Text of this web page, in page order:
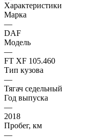
Характеристики
Марка
—
DAF
Модель
—
FT XF 105.460
Тип кузова
—
Тягач седельный
Год выпуска
—
2018
Пробег, км
—